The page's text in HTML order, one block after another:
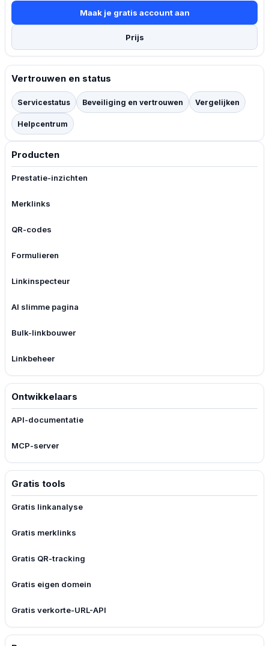
Maak je gratis account aan
Prijs
Vertrouwen en status
Servicestatus Beveiliging en vertrouwen Vergelijken
Helpcentrum
Producten
Prestatie-inzichten
Merklinks
QR-codes
Formulieren
Linkinspecteur
AI slimme pagina
Bulk-linkbouwer
Linkbeheer
Ontwikkelaars
API-documentatie
MCP-server
Gratis tools
Gratis linkanalyse
Gratis merklinks
Gratis QR-tracking
Gratis eigen domein
Gratis verkorte-URL-API